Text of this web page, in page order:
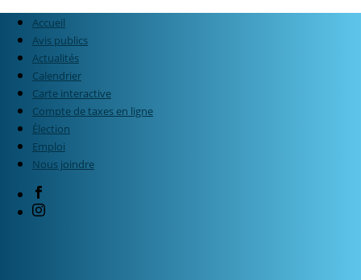
Accueil
Avis publics
Actualités
Calendrier
Carte interactive
Compte de taxes en ligne
Élection
Emploi
Nous joindre